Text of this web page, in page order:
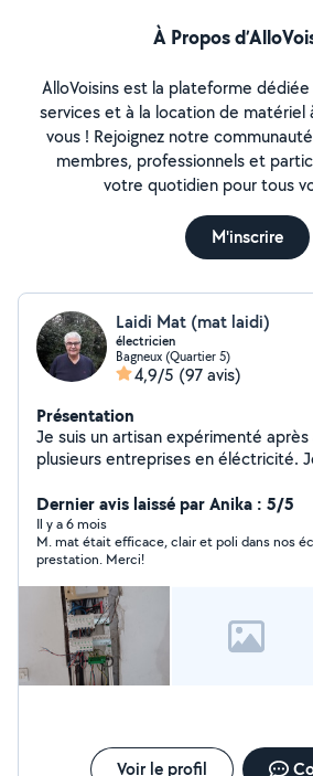
À Propos
AlloVoisins est la plateforme
services et à la location de matériel
vous ! Rejoignez notre
membres, professionnels et
votre quotidien pour tous
M'inscrire
Laidi Mat (mat laidi)
électricien
Bagneux (Quartier 5)
4,9/5 (97 avis)
Présentation
Je suis un artisan expérimenté après
plusieurs entreprises en éléctricité.
rapidement : conseils sur vos projets,
Dernier avis laissé par Anika : 5/5
Il y a 6 mois
M. mat était efficace, clair et poli dans nos
prestation. Merci!
Voir le profil